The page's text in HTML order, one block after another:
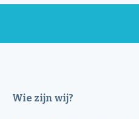
Wie zijn wij?